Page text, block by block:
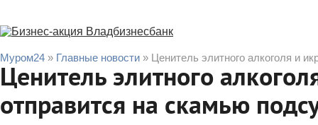
Муром24 » Главные новости » Ценитель элитного алкоголя и
Ценитель элитного
отправится на скамью